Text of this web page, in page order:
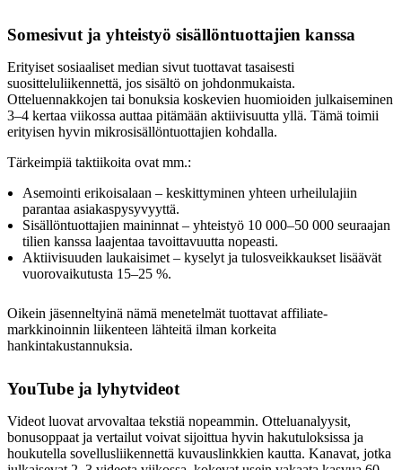
Somesivut ja yhteistyö sisällöntuottajien kanssa
Erityiset sosiaaliset median sivut tuottavat tasaisesti
suositteluliikennettä, jos sisältö on johdonmukaista.
Otteluennakkojen tai bonuksia koskevien huomioiden julkaiseminen
3–4 kertaa viikossa auttaa pitämään aktiivisuutta yllä. Tämä toimii
erityisen hyvin mikrosisällöntuottajien kohdalla.
Tärkeimpiä taktiikoita ovat mm.:
Asemointi erikoisalaan – keskittyminen yhteen urheilulajiin
parantaa asiakaspysyvyyttä.
Sisällöntuottajien maininnat – yhteistyö 10 000–50 000 seuraajan
tilien kanssa laajentaa tavoittavuutta nopeasti.
Aktiivisuuden laukaisimet – kyselyt ja tulosveikkaukset lisäävät
vuorovaikutusta 15–25 %.
Oikein jäsenneltyinä nämä menetelmät tuottavat affiliate-
markkinoinnin liikenteen lähteitä ilman korkeita
hankintakustannuksia.
YouTube ja lyhytvideot
Videot luovat arvovaltaa tekstiä nopeammin. Otteluanalyysit,
bonusoppaat ja vertailut voivat sijoittua hyvin hakutuloksissa ja
houkutella sovellusliikennettä kuvauslinkkien kautta. Kanavat, jotka